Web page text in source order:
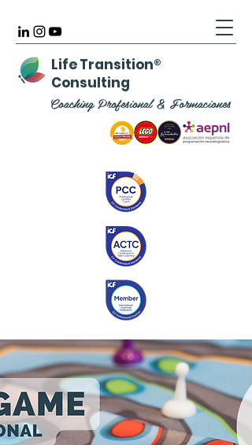
Life Transition®
Consulting
Coaching Profesional & Formaciones